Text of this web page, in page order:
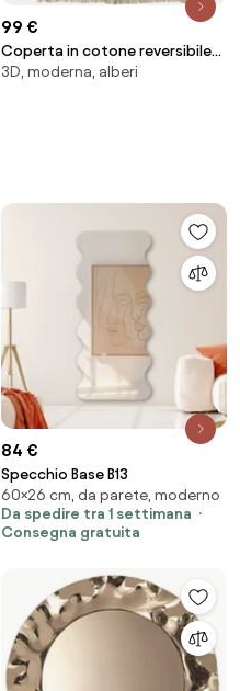
99 €
Coperta in cotone reversibile
con frange Alia
3D, moderna, alberi
84 €
Specchio Base B13
60×26 cm, da parete, moderno
Da spedire tra 1 settimana
Consegna gratuita